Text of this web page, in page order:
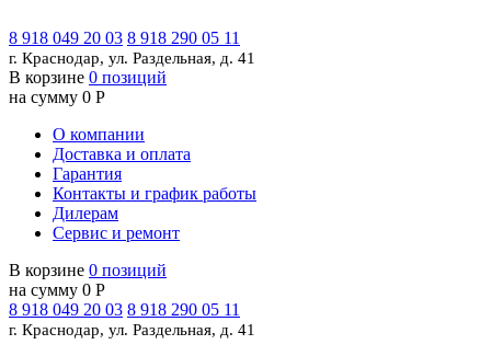
8 918 049 20 03 8 918 290 05 11
г. Краснодар, ул. Раздельная, д. 41
В корзине 0 позиций
на сумму 0 Р
О компании
Доставка и оплата
Гарантия
Контакты и график работы
Дилерам
Сервис и ремонт
В корзине 0 позиций
на сумму 0 Р
8 918 049 20 03 8 918 290 05 11
г. Краснодар, ул. Раздельная, д. 41